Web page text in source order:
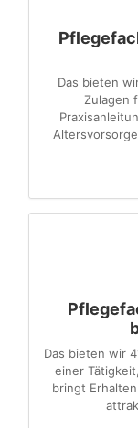
Das bieten
Zulagen
Das bieten wir
einer
bringt